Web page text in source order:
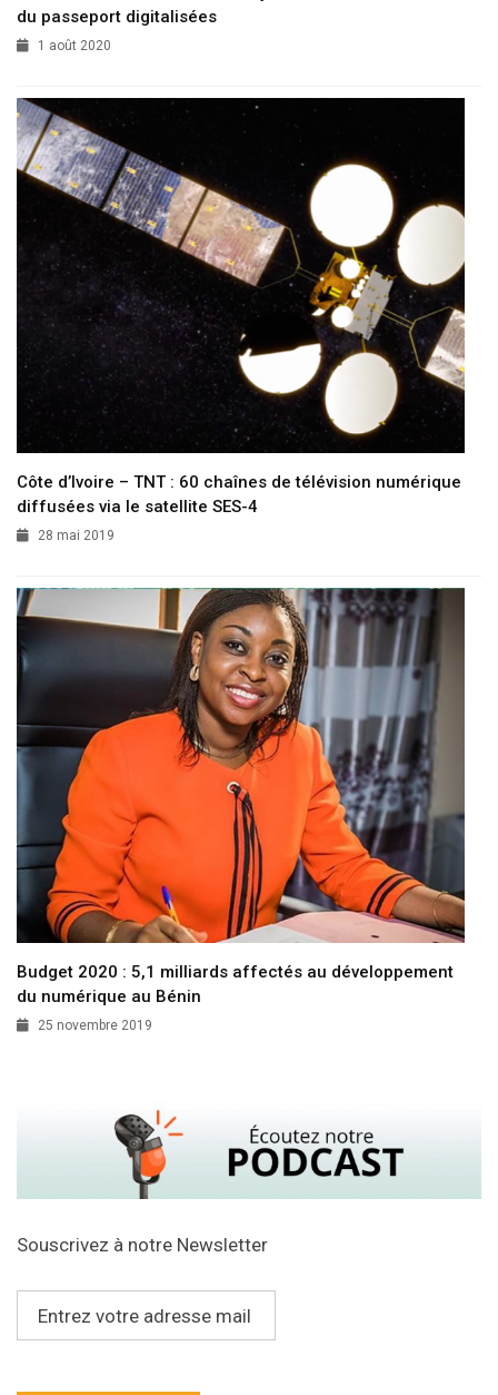
du passeport digitalisées
1 août 2020
Côte d’Ivoire – TNT : 60 chaînes de télévision numérique
diffusées via le satellite SES-4
28 mai 2019
Budget 2020 : 5,1 milliards affectés au développement
du numérique au Bénin
25 novembre 2019
Souscrivez à notre Newsletter